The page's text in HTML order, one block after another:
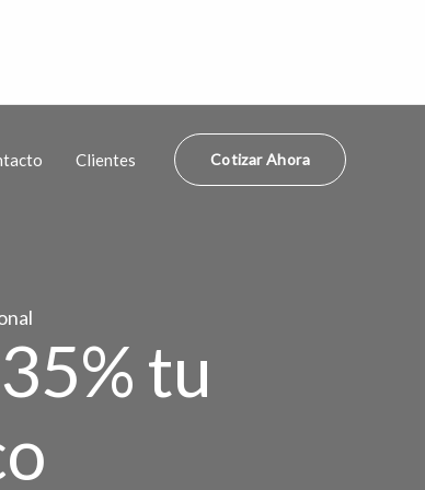
Clientes Cotizar Ahora
tu